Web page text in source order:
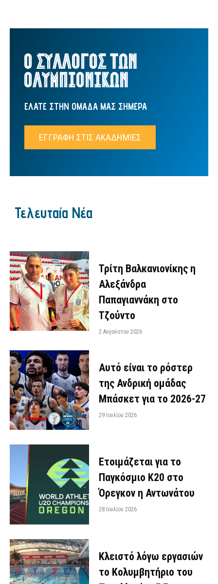
Ο ΣΥΛΛΟΓΟΣ ΤΩΝ
ΟΛΥΜΠΙΟΝΙΚΩΝ
ΕΛΑΤΕ ΣΤΗΝ ΟΜΑΔΑ ΜΑΣ ΣΗΜΕΡΑ
ΕΓΓΡΑΦΗ ΣΤΙΣ ΑΚΑΔΗΜΙΕΣ
Τελευταία Νέα
Τρίτη Βαλκανιονίκης η
Αλεξάνδρα
Παπαγιαννάκη στο
Τζούντο
2 Αυγούστου 2026
Αυτό είναι το ρόστερ
της Ανδρική ομάδας
Μπάσκετ για το 2026-27
29 Ιουλίου 2026
Ετοιμάζεται για το
Παγκόσμιο Κ20 στο
Όρεγκον η Αντωνάτου
28 Ιουλίου 2026
Κλειστό λόγω εργασιών
το Κολυμβητήριο του